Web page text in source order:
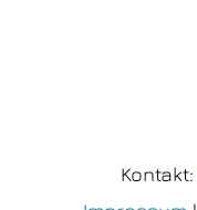
Kontakt: